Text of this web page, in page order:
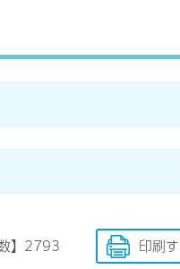
】 2793 印刷